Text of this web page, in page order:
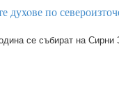
дуxoве по
се събират на Сирни